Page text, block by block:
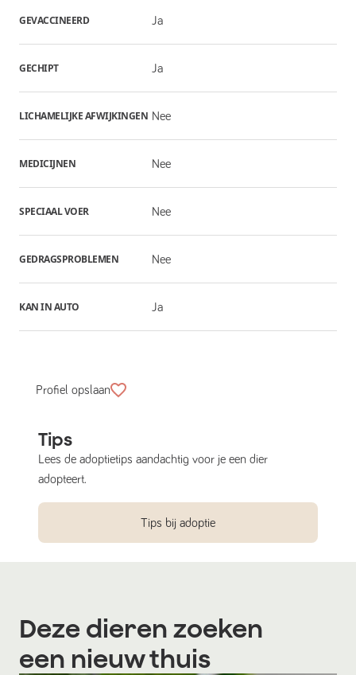
GEVACCINEERD Ja
GECHIPT Ja
LICHAMELIJKE AFWIJKINGEN Nee
MEDICIJNEN Nee
SPECIAAL VOER Nee
GEDRAGSPROBLEMEN Nee
KAN IN AUTO Ja
Profiel opslaan
Tips
Lees de adoptietips aandachtig voor je een dier
adopteert.
Tips bij adoptie
Deze dieren zoeken
een nieuw thuis